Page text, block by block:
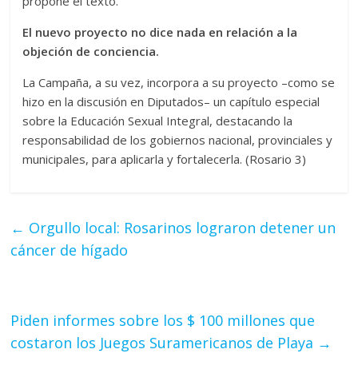
El nuevo proyecto no dice nada en relación a la
objeción de conciencia.
La Campaña, a su vez, incorpora a su proyecto –como se
hizo en la discusión en Diputados– un capítulo especial
sobre la Educación Sexual Integral, destacando la
responsabilidad de los gobiernos nacional, provinciales y
municipales, para aplicarla y fortalecerla. (Rosario 3)
← Orgullo local: Rosarinos lograron detener un
cáncer de hígado
Piden informes sobre los $ 100 millones que
costaron los Juegos Suramericanos de Playa →